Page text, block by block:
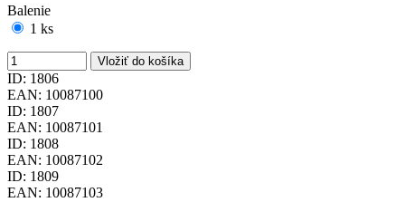
Balenie
1 ks
Vložiť do košíka
ID: 1806
EAN: 10087100
ID: 1807
EAN: 10087101
ID: 1808
EAN: 10087102
ID: 1809
EAN: 10087103